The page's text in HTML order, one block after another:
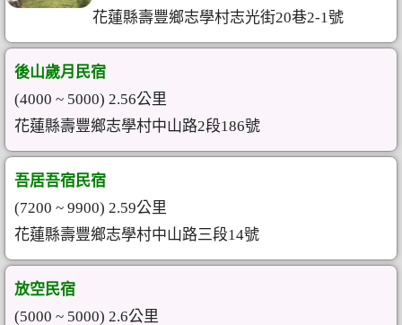
花蓮縣壽豐鄉志學村志光街20巷2-1號
後山歲月民宿
(4000 ~ 5000) 2.56公里
花蓮縣壽豐鄉志學村中山路2段186號
吾居吾宿民宿
(7200 ~ 9900) 2.59公里
花蓮縣壽豐鄉志學村中山路三段14號
放空民宿
(5000 ~ 5000) 2.6公里